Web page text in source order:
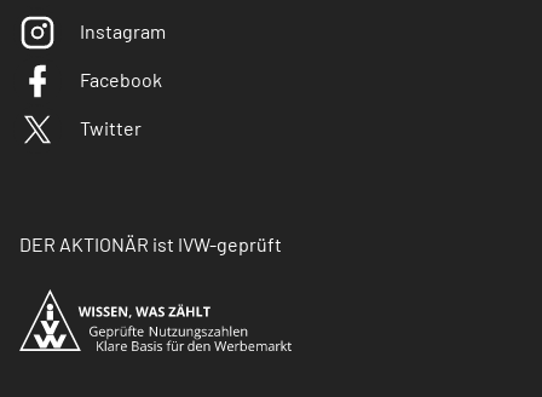
Instagram
Facebook
Twitter
DER AKTIONÄR ist IVW-geprüft